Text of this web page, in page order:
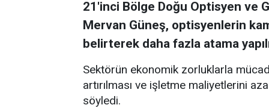
21'inci Bölge Doğu Optisyen ve
Mervan Güneş, optisyenlerin
belirterek daha fazla atama
Sektörün ekonomik zorluklarla
artırılması ve işletme maliyetlerini
söyledi.